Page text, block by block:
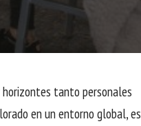
horizontes tanto personales
en un entorno global, es